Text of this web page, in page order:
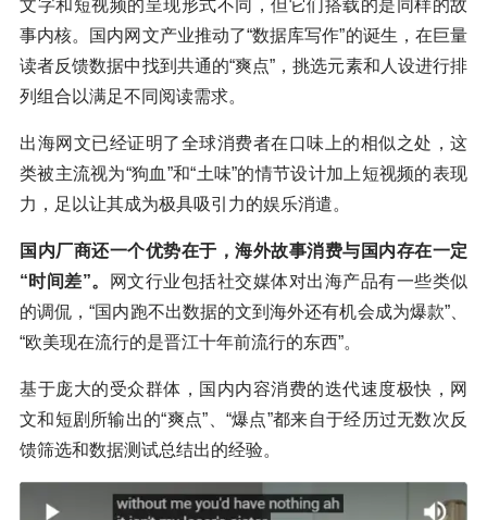
文字和短视频的呈现形式不同，但它们搭载的是同样的故
事内核。国内网文产业推动了“数据库写作”的诞生，在巨量
读者反馈数据中找到共通的“爽点”，挑选元素和人设进行排
列组合以满足不同阅读需求。
出海网文已经证明了全球消费者在口味上的相似之处，这
类被主流视为“狗血”和“土味”的情节设计加上短视频的表现
力，足以让其成为极具吸引力的娱乐消遣。
国内厂商还一个优势在于，海外故事消费与国内存在一定
“时间差”。
网文行业包括社交媒体对出海产品有一些类似
的调侃，“国内跑不出数据的文到海外还有机会成为爆款”、
“欧美现在流行的是晋江十年前流行的东西”。
基于庞大的受众群体，国内内容消费的迭代速度极快，网
文和短剧所输出的“爽点”、“爆点”都来自于经历过无数次反
馈筛选和数据测试总结出的经验。